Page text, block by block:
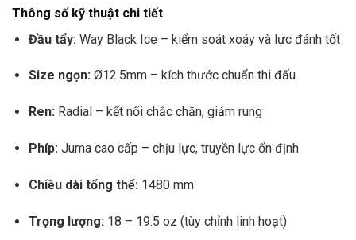
Thông số kỹ thuật chi tiết
Đầu tẩy: Way Black Ice – kiểm soát xoáy và lực đánh tốt
Size ngọn:Ø12.5mm – kích thước chuẩn thi đấu
Ren:Radial – kết nối chắc chắn, giảm rung
Phíp:Juma cao cấp – chịu lực, truyền lực ổn định
Chiều dài tổng thể: 1480 mm
Trọng lượng: 18 – 19.5 oz (tùy chỉnh linh hoạt)